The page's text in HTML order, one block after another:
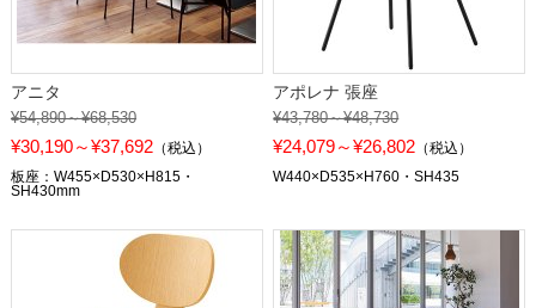
アニタ
¥54,890～¥68,530
¥30,190～¥37,692（税込）
板座：W455×D530×H815・
SH430mm
アポレナ 張座
¥43,780～¥48,730
¥24,079～¥26,802 （税込）
W440×D535×H760・SH435